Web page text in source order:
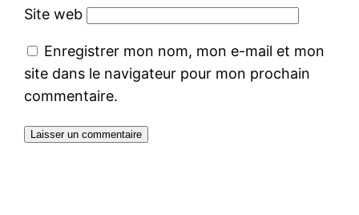
Site web
Enregistrer mon nom, mon e-mail et mon
site dans le navigateur pour mon prochain
commentaire.